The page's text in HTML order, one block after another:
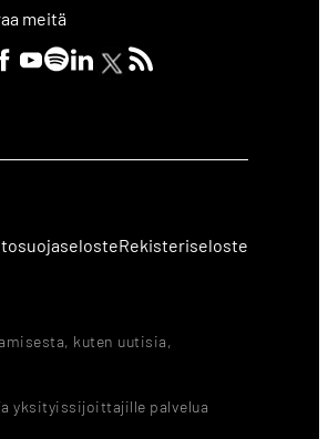
meitä
Rekisteriseloste
kuten uutisia,
yksityissijoittajille palvelua